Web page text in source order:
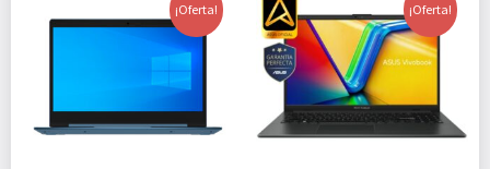
¡Oferta! ¡Oferta!